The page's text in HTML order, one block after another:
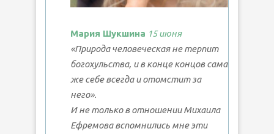
Мария Шукшина 15 июня
«Природа человеческая не терпит
богохульства, и в конце концов сама
же себе всегда и отомстит за
него».
И не только в отношении Михаила
Ефремова вспомнились мне эти